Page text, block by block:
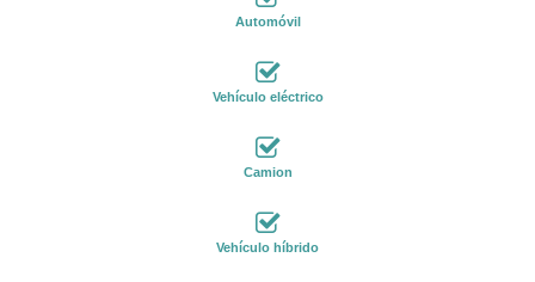
Automóvil
Vehículo eléctrico
Camion
Vehículo híbrido